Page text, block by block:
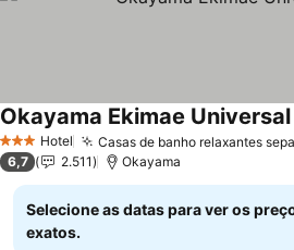
3 EstrelasHotel Casas de banho relaxantes
Okayama Ekimae
6,7 2.511 Okayama
Selecione as datas para ver os
exatos.